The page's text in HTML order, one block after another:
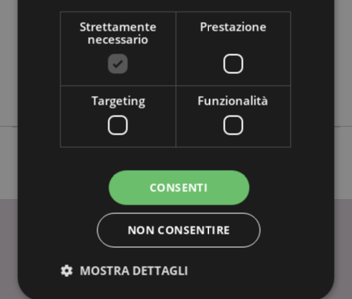
No
No
Adoramals
Strettamente
necessario
Prestazione
Targeting Funzionalità
CONSENTI
NON CONSENTIRE
MOSTRA DETTAGLI